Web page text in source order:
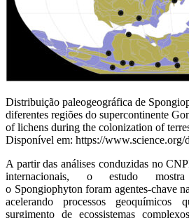
Distribuição paleogeográfica de
diferentes regiões do supercontinente
of lichens during the colonization of
Disponível em: https://www.science.org/
A partir das análises conduzidas no
internacionais, o estudo
o Spongiophytonforam agentes-chave
acelerando processos geoquímicos
surgimento de ecossistemas